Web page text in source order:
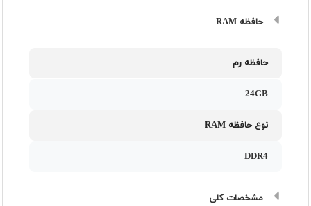
حافظه RAM
حافظه رم
24GB
نوع حافظه RAM
DDR4
مشخصات کلی